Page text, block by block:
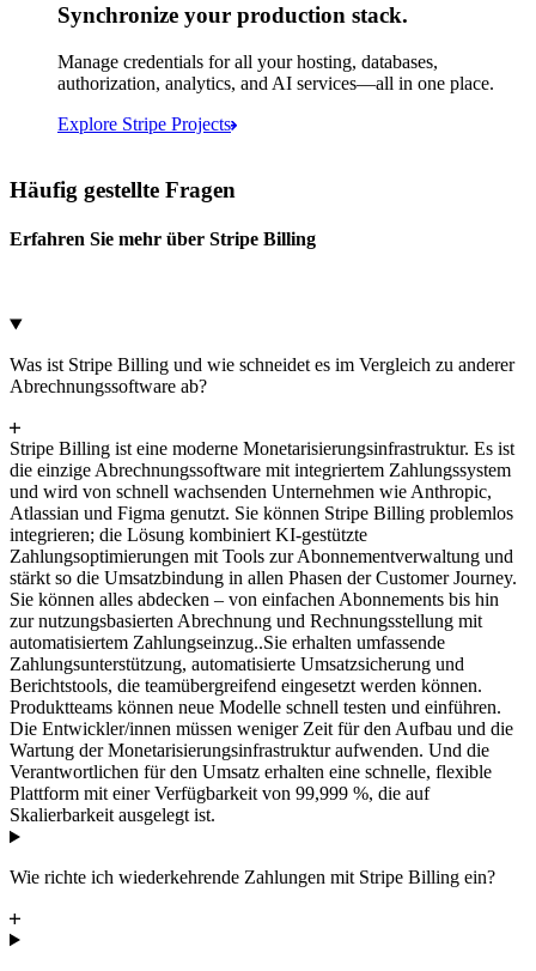
Microsoft Azure Google Cloud Storage
Abbrechen Weiter
Synchronize your production stack.
Manage credentials for all your hosting, databases,
authorization, analytics, and AI services—all in one place.
Explore Stripe Projects
Häufig gestellte Fragen
Erfahren Sie mehr über Stripe Billing
Was ist Stripe Billing und wie schneidet es im Vergleich zu anderer
Abrechnungssoftware ab?
Stripe Billing ist eine moderne Monetarisierungsinfrastruktur. Es ist
die einzige Abrechnungssoftware mit integriertem Zahlungssystem
und wird von schnell wachsenden Unternehmen wie Anthropic,
Atlassian und Figma genutzt. Sie können Stripe Billing problemlos
integrieren; die Lösung kombiniert KI-gestützte
Zahlungsoptimierungen mit Tools zur Abonnementverwaltung und
stärkt so die Umsatzbindung in allen Phasen der Customer Journey.
Sie können alles abdecken – von einfachen Abonnements bis hin
zur nutzungsbasierten Abrechnung und Rechnungsstellung mit
automatisiertem Zahlungseinzug..Sie erhalten umfassende
Zahlungsunterstützung, automatisierte Umsatzsicherung und
Berichtstools, die teamübergreifend eingesetzt werden können.
Produktteams können neue Modelle schnell testen und einführen.
Die Entwickler/innen müssen weniger Zeit für den Aufbau und die
Wartung der Monetarisierungsinfrastruktur aufwenden. Und die
Verantwortlichen für den Umsatz erhalten eine schnelle, flexible
Plattform mit einer Verfügbarkeit von 99,999 %, die auf
Skalierbarkeit ausgelegt ist.
Wie richte ich wiederkehrende Zahlungen mit Stripe Billing ein?